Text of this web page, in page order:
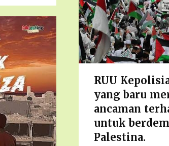
RUU
yang baru
ancaman
untuk
Palestina.